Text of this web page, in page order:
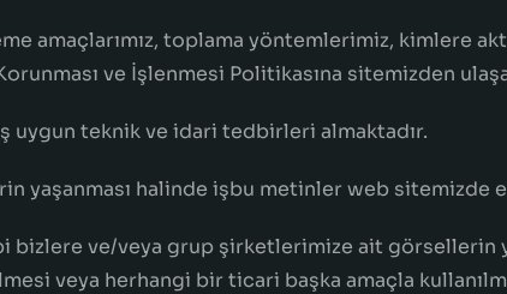
amaçlarımız, toplama yöntemlerimiz, kimlere
ve İşlenmesi Politikasına sitemizden
uygun teknik ve idari tedbirleri almaktadır.
yaşanması halinde işbu metinler web sitemizde
ve/veya grup şirketlerimize ait görsellerin
veya herhangi bir ticari başka amaçla